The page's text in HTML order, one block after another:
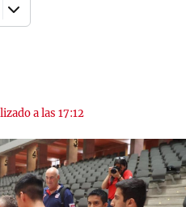
a las 17:12